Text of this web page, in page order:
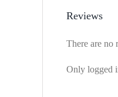
Reviews
There are no
Only logged